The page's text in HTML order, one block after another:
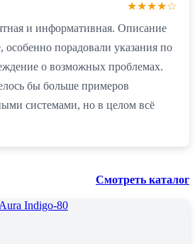
★★★★☆
и информативная. Описание
особенно порадовали указания по
о возможных проблемах.
бы больше примеров
системами, но в целом всё
Смотреть каталог